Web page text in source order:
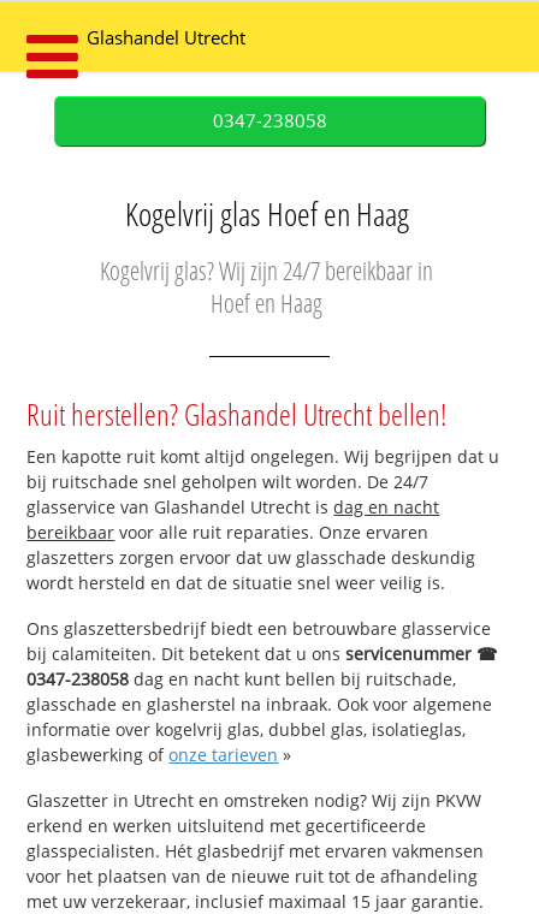
Glashandel Utrecht
0347-238058
Kogelvrij glas Hoef en Haag
Kogelvrij glas? Wij zijn 24/7 bereikbaar in
Hoef en Haag
Ruit herstellen? Glashandel Utrecht bellen!
Een kapotte ruit komt altijd ongelegen. Wij begrijpen dat u
bij ruitschade snel geholpen wilt worden. De 24/7
glasservice van Glashandel Utrecht isdag en nacht
bereikbaar voor alle ruit reparaties. Onze ervaren
glaszetters zorgen ervoor dat uw glasschade deskundig
wordt hersteld en dat de situatie snel weer veilig is.
Ons glaszettersbedrijf biedt een betrouwbare glasservice
bij calamiteiten. Dit betekent dat u onsservicenummer ☎
0347-238058 dag en nacht kunt bellen bij ruitschade,
glasschade en glasherstel na inbraak. Ook voor algemene
informatie over kogelvrij glas, dubbel glas, isolatieglas,
glasbewerking ofonze tarieven »
Glaszetter in Utrecht en omstreken nodig? Wij zijn PKVW
erkend en werken uitsluitend met gecertificeerde
glasspecialisten. Hét glasbedrijf met ervaren vakmensen
voor het plaatsen van de nieuwe ruit tot de afhandeling
met uw verzekeraar, inclusief maximaal 15 jaar garantie.